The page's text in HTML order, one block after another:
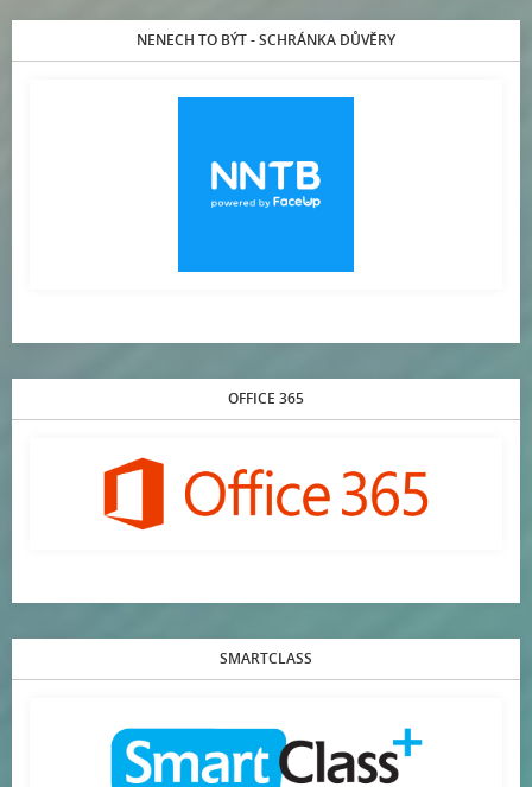
NENECH TO BÝT - SCHRÁNKA DŮVĚRY
OFFICE 365
SMARTCLASS